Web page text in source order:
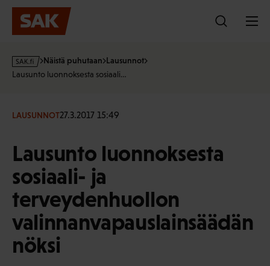
Hyppää
sisältöön
s
a
f
Näistä puhutaan Lausunnot
Lausunto luonnoksesta sosiaali…
LAUSUNNOT27.3.2017 15:49
Lausunto luonnoksesta
sosiaali- ja
terveydenhuollon
valinnanvapauslainsäädän
nöksi